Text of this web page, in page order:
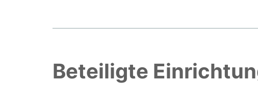
Beteiligte